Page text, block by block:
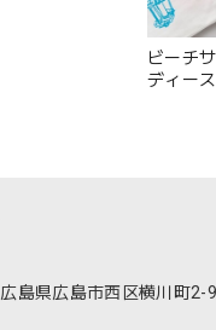
ビーチ
ディー
クス 歩
島県広島市西区横川町2-